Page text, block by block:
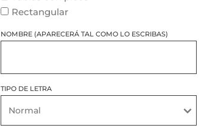
Rectangular
NOMBRE (APARECERÁ TAL COMO LO ESCRIBAS)
TIPO DE LETRA